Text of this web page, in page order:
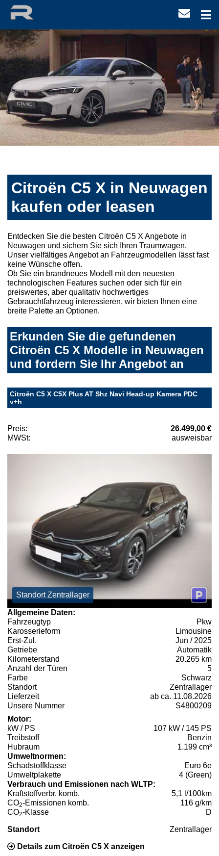
Citroën C5 X in Neuwagen
kaufen oder leasen
Entdecken Sie die besten Citroën C5 X Angebote in
Neuwagen und sichern Sie sich Ihren Traumwagen.
Unser vielfältiges Angebot an Fahrzeugmodellen lässt fast
keine Wünsche offen.
Ob Sie ein brandneues Modell mit den neuesten
technologischen Features suchen oder sich für ein
preiswertes, aber qualitativ hochwertiges
Gebrauchtfahrzeug interessieren, wir bieten Ihnen eine
breite Palette an Optionen.
Erkunden Sie die gefundenen
Citroën C5 X Modelle in Neuwagen
und fordern Sie Ihr Angebot an
Citroën C5 X C5X Plus AT Shz Navi Head-up Kamera PDC
v+h
Preis:
26.499,00 €
MWSt:
ausweisbar
Standort Zentrallager
Allgemeine Daten:
Fahrzeugtyp
Pkw
Karosserieform
Limousine
Erst-Zul.
Jun / 2025
Getriebe
Automatik
Kilometerstand
20.265 km
Anzahl der Türen
5
Farbe
Schwarz
Standort
Zentrallager
Lieferzeit
ab ca. 11.08.2026
Unsere Nummer
S4800209
Motor:
kW / PS
107 kW / 145 PS
Treibstoff
Benzin
Hubraum
1.199 cm³
Umweltnormen:
Schadstoffklasse
Euro 6e
Umweltplakette
4 (Green)
Verbrauch und Emissionen nach WLTP:
Kraftstoffverbr. komb.
5,1 l/100km
CO2-Emissionen komb.
116 g/km
CO2-Klasse D
Standort Zentrallager
Details zum Citroën C5 X anzeigen